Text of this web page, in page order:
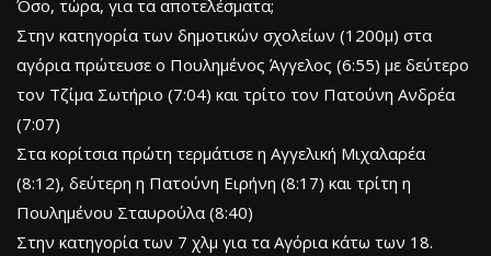
Όσο, τώρα, για τα αποτελέσματα;
Στην κατηγορία των δημοτικών σχολείων (1200μ) στα
αγόρια πρώτευσε ο Πουλημένος Άγγελος (6:55) με δεύτερο
τον Τζίμα Σωτήριο (7:04) και τρίτο τον Πατούνη Ανδρέα
(7:07)
Στα κορίτσια πρώτη τερμάτισε η Αγγελική Μιχαλαρέα
(8:12), δεύτερη η Πατούνη Ειρήνη (8:17) και τρίτη η
Πουλημένου Σταυρούλα (8:40)
Στην κατηγορία των 7 χλμ για τα Αγόρια κάτω των 18.